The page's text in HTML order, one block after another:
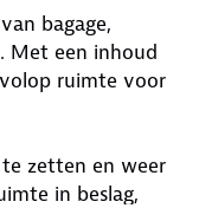
bagage,
Met een inhoud
ruimte voor
zetten en weer
in beslag,